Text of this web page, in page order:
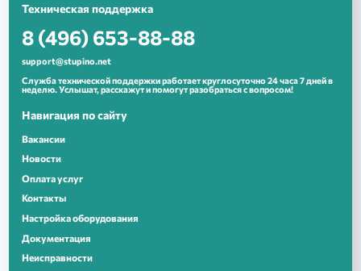
Техническая поддержка
8 (496) 653-88-88
support@stupino.net
Служба технической поддержки работает круглосуточно 24 часа 7 дней в
неделю. Услышат, расскажут и помогут разобраться с вопросом!
Навигация по сайту
Вакансии
Новости
Оплата услуг
Контакты
Настройка оборудования
Документация
Неисправности
Отправить